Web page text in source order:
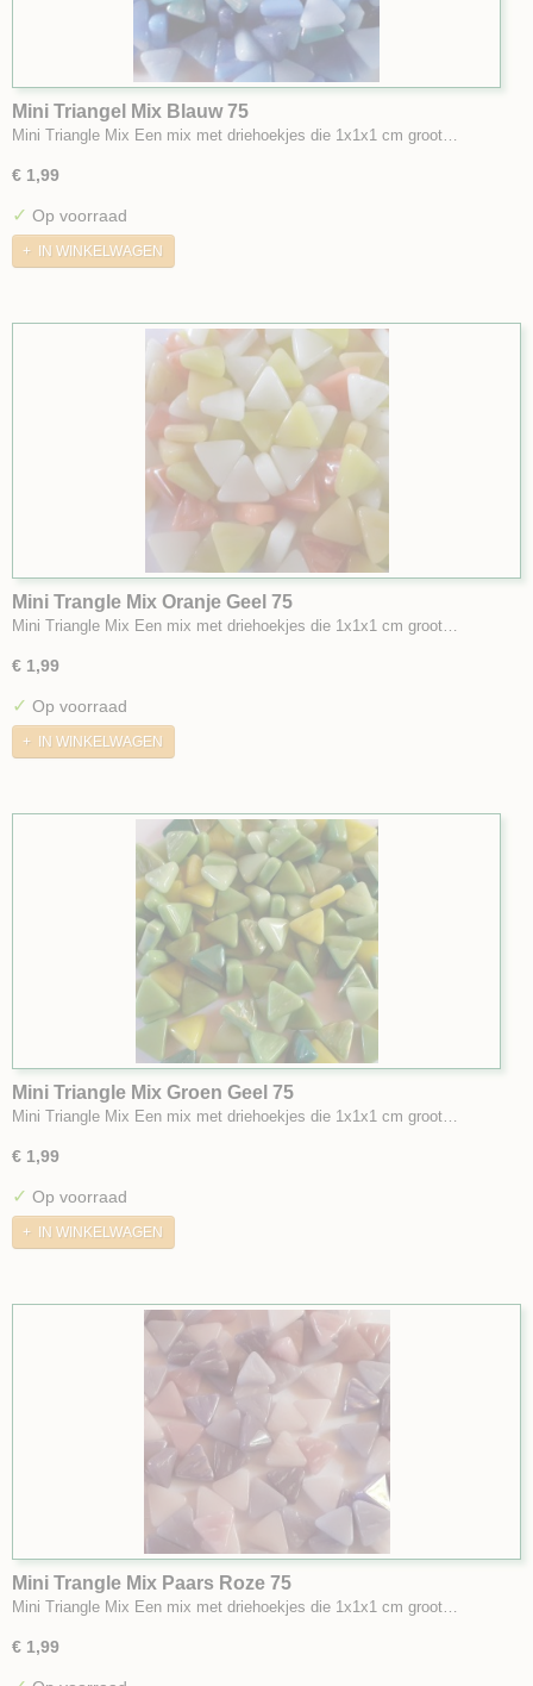
Mini Triangel Mix Blauw 75
Mini Triangle Mix Een mix met driehoekjes die 1x1x1 cm groot…
€ 1,99
✓ Op voorraad
IN WINKELWAGEN
Mini Trangle Mix Oranje Geel 75
Mini Triangle Mix Een mix met driehoekjes die 1x1x1 cm groot…
€ 1,99
✓ Op voorraad
IN WINKELWAGEN
Mini Triangle Mix Groen Geel 75
Mini Triangle Mix Een mix met driehoekjes die 1x1x1 cm groot…
€ 1,99
✓ Op voorraad
IN WINKELWAGEN
Mini Trangle Mix Paars Roze 75
Mini Triangle Mix Een mix met driehoekjes die 1x1x1 cm groot…
€ 1,99